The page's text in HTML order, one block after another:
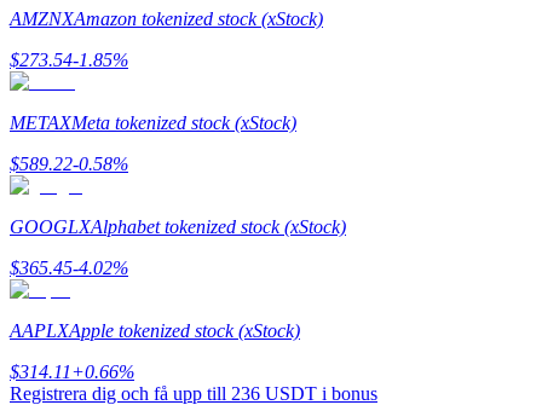
Handelsstrategier
Lär dig hur du håller dig lönsam
Tjäna
AMZNXAmazon tokenized stock (xStock)
$273.54-1.85%
METAXMeta tokenized stock (xStock)
$589.22-0.58%
GOOGLXAlphabet tokenized stock (xStock)
$365.45-4.02%
AAPLXApple tokenized stock (xStock)
$314.11+0.66%
Registrera dig och få upp till 236 USDT i bonus